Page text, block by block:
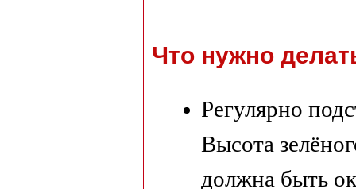
Что нужно
Регулярно
Высота
должна быть